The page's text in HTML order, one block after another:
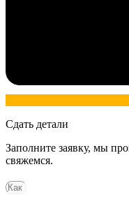
Сдать детали
Заполните заявку, мы
свяжемся.